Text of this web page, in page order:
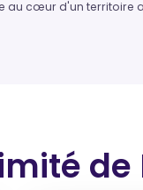
au cœur d'un territoire
de